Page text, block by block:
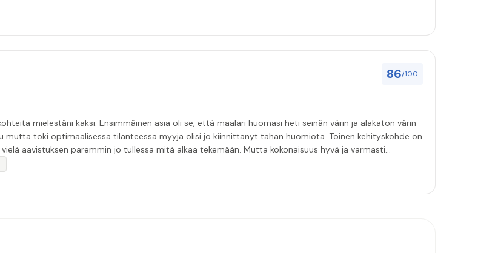
86/100
mielestäni kaksi. Ensimmäinen asia oli se, että maalari huomasi heti seinän värin ja alakaton värin
toki optimaalisessa tilanteessa myyjä olisi jo kiinnittänyt tähän huomiota. Toinen kehityskohde on
aavistuksen paremmin jo tullessa mitä alkaa tekemään. Mutta kokonaisuus hyvä ja varmasti